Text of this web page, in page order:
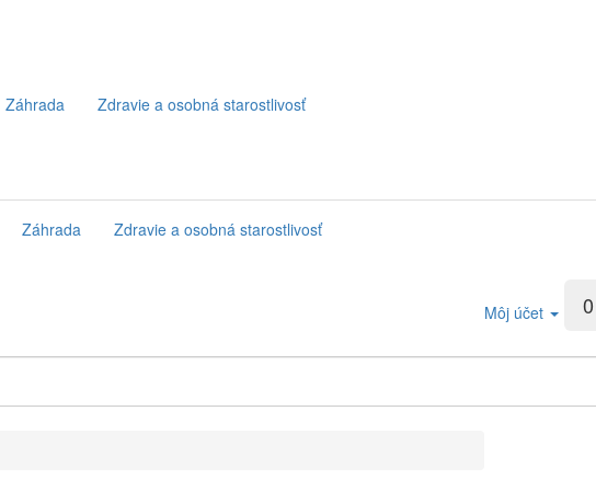
Záhrada Zdravie a osobná starostlivosť
Záhrada Zdravie a osobná starostlivosť
0
Môj účet